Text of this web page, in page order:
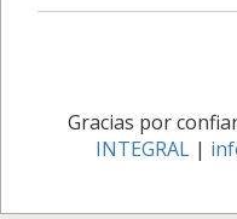
Gracias por
INTEGRAL |